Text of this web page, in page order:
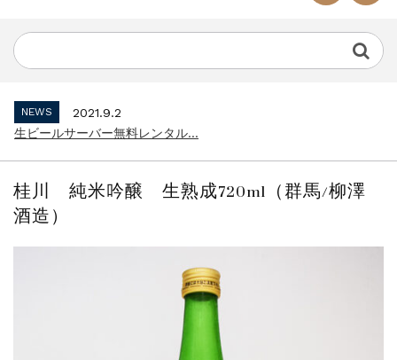
生ビールサーバー無料レンタル...
NEWS
2023.10.2
NEWS
2021.9.2
生ビールサーバー無料レンタル...
NEWS
2021.9.2
生ビールサーバー無料レンタル...
桂川 純米吟醸 生熟成720ml（群馬/柳澤
酒造）